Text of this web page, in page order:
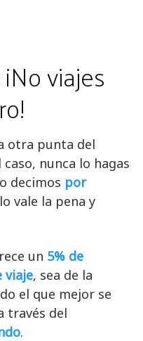
viajes
otra punta del
nunca lo hagas
decimos por
vale la pena y
un 5% de
viaje, sea de la
el que mejor se
través del
.